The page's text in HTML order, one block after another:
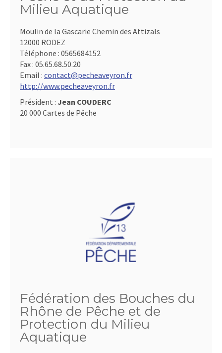
Milieu Aquatique
Moulin de la Gascarie Chemin des Attizals
12000 RODEZ
Téléphone : 0565684152
Fax : 05.65.68.50.20
Email : contact@pecheaveyron.fr
http://www.pecheaveyron.fr
Président : Jean COUDERC
20 000 Cartes de Pêche
Fédération des Bouches du
Rhône de Pêche et de
Protection du Milieu
Aquatique